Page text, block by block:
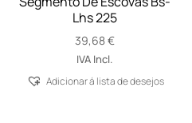
Lhs 225
39,68€
IVA Incl.
Adicionar á lista de desejos